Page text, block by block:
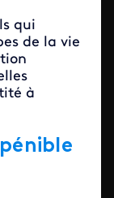
qui
de la vie
à